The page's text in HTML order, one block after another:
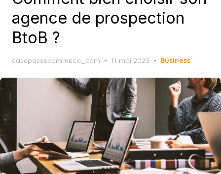
agence de prospection
BtoB ?
casepassecommeca_com
Posted
11 mai 2023 Business